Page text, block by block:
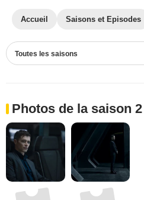
Accueil Saisons et Episodes
Toutes les saisons
Photos de la saison 2